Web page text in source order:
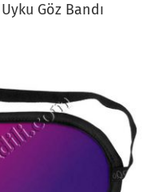
Göz Bandı